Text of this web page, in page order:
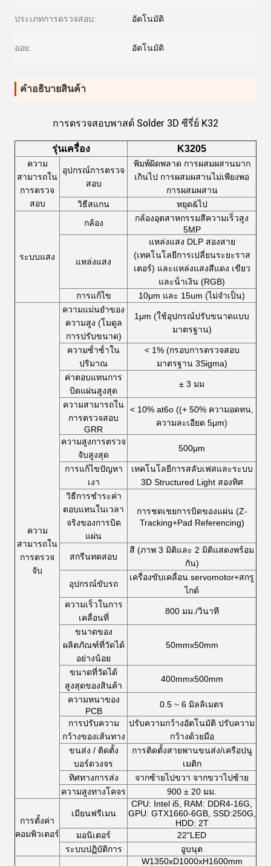
ประเภทการตรวจสอบ: อัตโนมัติ
ออย: อัตโนมัติ
คําอธิบายสินค้า
การตรวจสอบพาสต์ Solder 3D ซีรี่ย์ K32
รุ่นเครื่อง K3205
ความ
สามารถใน
การตรวจ
สอบ
อุปกรณ์การตรวจ
สอบ
พิมพ์ผิดพลาด การผสมผสานมาก
เกินไป การผสมผสานไม่เพียงพอ
การผสมผสาน
วิธีสแกน
หยุด&ไป
ระบบแสง
กล้อง
กล้องอุตสาหกรรมสีความเร็วสูง
5MP
แหล่งแสง
แหล่งแสง DLP สองสาย
(เทคโนโลยีการเปลี่ยนระยะราส
เตอร์) และแหล่งแสงสีแดง เขียว
และน้ําเงิน (RGB)
การแก้ไข
10μm และ 15um (ไม่จําเป็น)
ความ
สามารถใน
การตรวจ
จับ
ความแม่นยําของ
ความสูง (โมดูล
การปรับขนาด)
1μm (ใช้อุปกรณ์ปรับขนาดแบบ
มาตรฐาน)
ความซ้ําซ้ําใน
ปริมาณ
< 1% (กรอบการตรวจสอบ
มาตรฐาน 3Sigma)
ค่าตอบแทนการ
บิดแผ่นสูงสุด
± 3 มม
ความสามารถใน
การตรวจสอบ
GRR
< 10% at6o ((+ 50% ความอดทน,
ความละเอียด 5μm)
ความสูงการตรวจ
จับสูงสุด
500μm
การแก้ไขปัญหา
เงา
เทคโนโลยีการสลับเฟสและระบบ
3D Structured Light สองทิศ
วิธีการชําระค่า
ตอบแทนในเวลา
จริงของการบิด
แผ่น
การชดเชยการบิดของแผ่น (Z-
Tracking+Pad Referencing)
สกรีนทดสอบ
สี (ภาพ 3 มิติและ 2 มิติแสดงพร้อม
กัน)
อุปกรณ์ขับรถ
เครื่องขับเคลื่อน servomotor+สกรู
ไกด์
ความเร็วในการ
เคลื่อนที่
800 มม./วินาที
ขนาดของ
ผลิตภัณฑ์ที่วัดได้
อย่างน้อย
50mmx50mm
ขนาดที่วัดได้
สูงสุดของสินค้า
400mmx500mm
ความหนาของ
PCB
0.5 ~ 6 มิลลิเมตร
การปรับความ
กว้างของเส้นทาง
ปรับความกว้างอัตโนมัติ ปรับความ
กว้างด้วยมือ
ขนส่ง / ติดตั้ง
บอร์ดวงจร
การติดตั้งสายพานขนส่ง/เครือปนู
เมติก
ทิศทางการส่ง
จากซ้ายไปขวา จากขวาไปซ้าย
ความสูงทางโคจร
900 ± 20 มม.
การตั้งค่า
คอมพิวเตอร์
เมียนฟรีเมน
CPU: Intel i5, RAM: DDR4-16G,
GPU: GTX1660-6GB, SSD:250G,
HDD: 2T
มอนิเตอร์
22"LED
ระบบปฏิบัติการ
อูบนุต
W1350xD1000xH1600mm